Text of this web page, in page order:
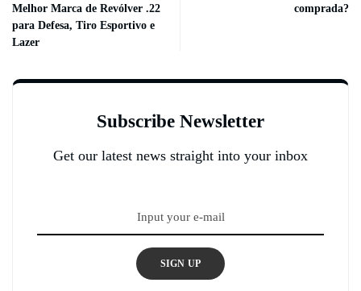
Melhor Marca de Revólver .22
para Defesa, Tiro Esportivo e
Lazer
comprada?
Subscribe Newsletter
Get our latest news straight into your inbox
SIGN UP